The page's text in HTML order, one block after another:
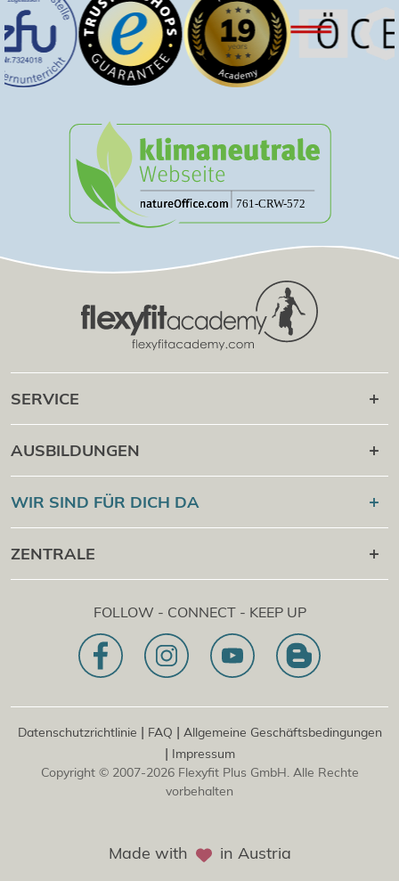
SERVICE
Karriere danach
Online Campus
Cert Check
AUSBILDUNGEN
Flexyfit
Sport Academy
Flexyfit Massage Academy
Flexyfit®Beauty Academy
WIR SIND FÜR DICH DA
+43 1 997 27 38
[email protected]
Beratungs- & Onlineanfrage
Unser Leitbild
ZENTRALE
1030 | Österreich
Dietrichgasse 27 E.EG2
Zweigstelle | DE
Konrad-Zuse-Platz 8
FOLLOW - CONNECT - KEEP UP
Datenschutzrichtlinie | FAQ | Allgemeine Geschäftsbedingungen
| Impressum
Copyright © 2007-2026 Flexyfit Plus GmbH. Alle Rechte
vorbehalten
Made with in Austria